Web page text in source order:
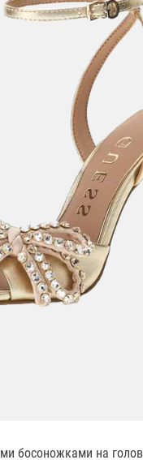
босоножками на